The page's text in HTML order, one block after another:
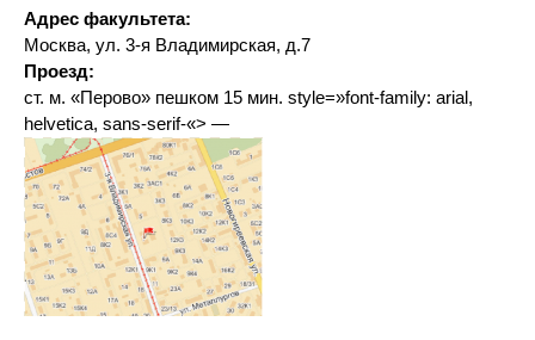
Адрес факультета:
Москва, ул. 3-я Владимирская, д.7
Проезд:
ст. м. «Перово» пешком 15 мин. style=»font-family: arial,
helvetica, sans-serif-«> —